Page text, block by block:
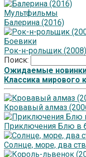
Мультфильмы
Балерина (2016)
Боевики
Рок-н-рольщик (2008)
Поиск:
Ожидаемые
Классика мирового
Кровавый алмаз
Приключения Блю в
Солнце, море, два